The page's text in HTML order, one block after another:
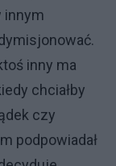
innym
inny ma
chciałby
czy
podpowiadał